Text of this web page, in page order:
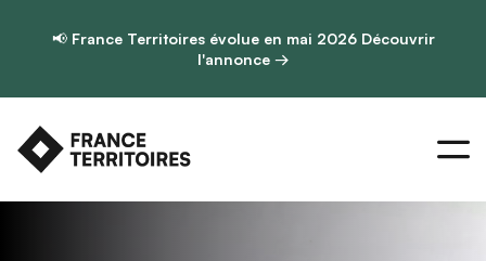
📢 France Territoires évolue en mai 2026 Découvrir
l'annonce →